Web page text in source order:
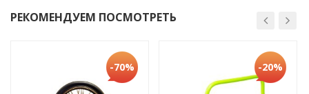
РЕКОМЕНДУЕМ ПОСМОТРЕТЬ
-70% -20%